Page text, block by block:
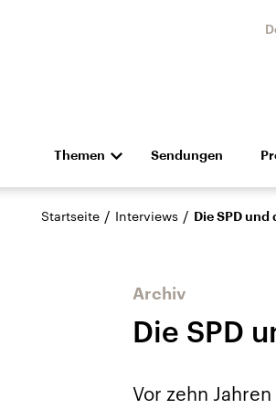
Themen
Die Nachrichten Politik
Hörspiel und Feature Musik
Anhalt 2026
Sendungen
Startseite / Interviews / Die SPD
Archiv
Die SPD
Vor zehn